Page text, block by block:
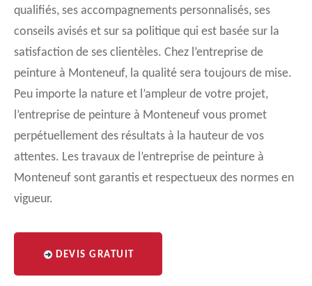
qualifiés, ses accompagnements personnalisés, ses
conseils avisés et sur sa politique qui est basée sur la
satisfaction de ses clientèles. Chez l’entreprise de
peinture à Monteneuf, la qualité sera toujours de mise.
Peu importe la nature et l’ampleur de votre projet,
l’entreprise de peinture à Monteneuf vous promet
perpétuellement des résultats à la hauteur de vos
attentes. Les travaux de l’entreprise de peinture à
Monteneuf sont garantis et respectueux des normes en
vigueur.
DEVIS GRATUIT